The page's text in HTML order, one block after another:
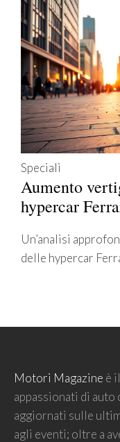
Speciali
Aumento
hypercar
Un’analisi
delle hypercar
Motori Magazine è
appassionati di
aggiornati sulle
agli eventi; oltre a